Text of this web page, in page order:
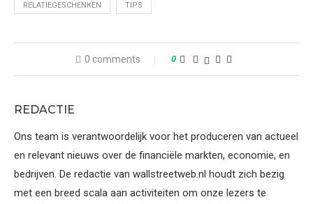
RELATIEGESCHENKEN TIPS
0 comments 0
REDACTIE
Ons team is verantwoordelijk voor het produceren van actueel
en relevant nieuws over de financiële markten, economie, en
bedrijven. De redactie van wallstreetweb.nl houdt zich bezig
met een breed scala aan activiteiten om onze lezers te